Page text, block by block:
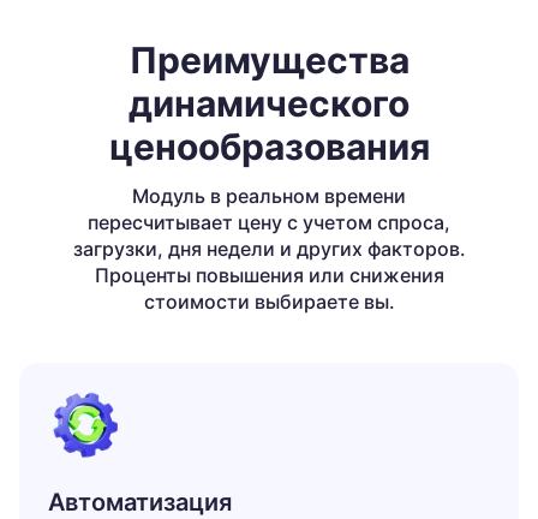
Преимущества
динамического
ценообразования
Модуль в реальном времени
пересчитывает цену с учетом спроса,
загрузки, дня недели и других факторов.
Проценты повышения или снижения
стоимости выбираете вы.
Автоматизация